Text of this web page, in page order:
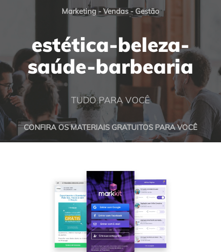
Marketing - Vendas - Gestão
estética-beleza-
saúde-barbearia
TUDO PARA VOCÊ
CONFIRA OS MATERIAIS GRATUITOS PARA VOCÊ